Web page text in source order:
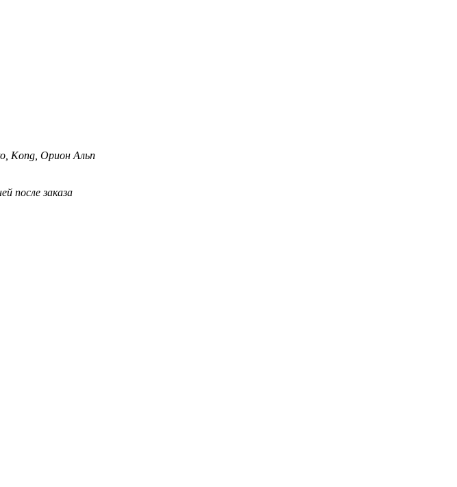
Kong, Орион Альп
после заказа